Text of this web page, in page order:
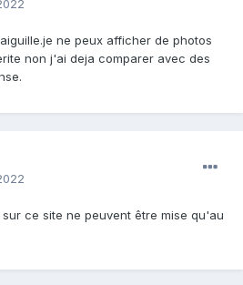
ne peux afficher de photos
non j'ai deja comparer avec des
ce site ne peuvent être mise qu'au